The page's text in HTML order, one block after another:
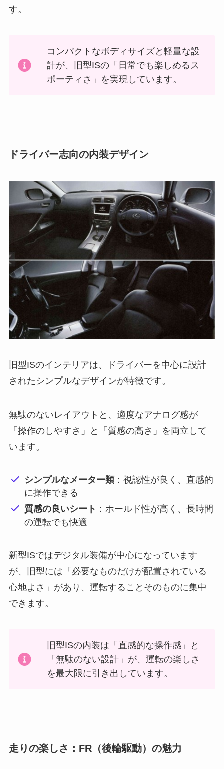
す。
コンパクトなボディサイズと軽量な設
計が、旧型ISの「日常でも楽しめるス
ポーティさ」を実現しています。
ドライバー志向の内装デザイン
旧型ISのインテリアは、ドライバーを中心に設計
されたシンプルなデザインが特徴です。
無駄のないレイアウトと、適度なアナログ感が
「操作のしやすさ」と「質感の高さ」を両立して
います。
シンプルなメーター類：視認性が良く、直感的
に操作できる
質感の良いシート ：ホールド性が高く、長時間
の運転でも快適
新型ISではデジタル装備が中心になっています
が、旧型には「必要なものだけが配置されている
心地よさ」があり、運転することそのものに集中
できます。
旧型ISの内装は「直感的な操作感」と
「無駄のない設計」が、運転の楽しさ
を最大限に引き出しています。
走りの楽しさ：FR（後輪駆動）の魅力